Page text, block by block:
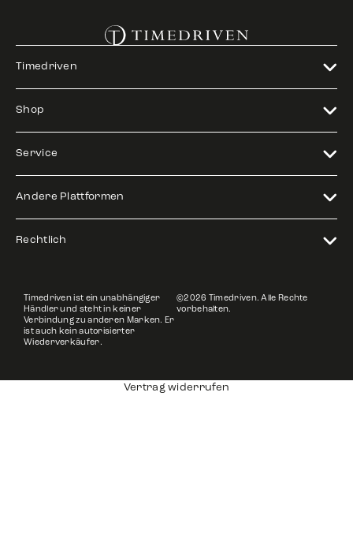
Timedriven
Shop
Service
Andere Plattformen
Rechtlich
Timedriven ist ein unabhängiger
Händler und steht in keiner
Verbindung zu anderen Marken. Er
ist auch kein autorisierter
Wiederverkäufer.
©2026 Timedriven. Alle Rechte
vorbehalten.
Vertrag widerrufen